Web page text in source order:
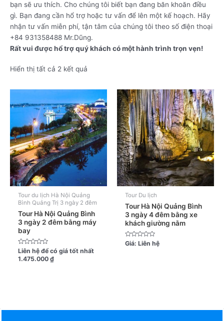
bạn sẽ ưu thích. Cho chúng tôi biết bạn đang băn khoăn điều
gì. Bạn đang cần hổ trợ hoặc tư vấn để lên một kế hoạch. Hãy
nhận tư vấn miễn phí, tận tâm của chúng tôi theo số điện thoại
+84 931358488 Mr.Dũng.
Rất vui được hổ trợ quý khách có một hành trình trọn vẹn!
Hiển thị tất cả 2 kết quả
Tour du lịch Hà Nội Quảng
Bình Quảng Trị 3 ngày 2 đêm
Tour Hà Nội Quảng Bình
3 ngày 2 đêm bằng máy
bay
Được
hạng
Liên hệ để có giá tốt nhất
1.475.000₫
Tour Du lịch
Tour Hà Nội Quảng Bình
3 ngày 4 đêm bằng xe
khách giường nằm
Được
Giá: Liên hệ